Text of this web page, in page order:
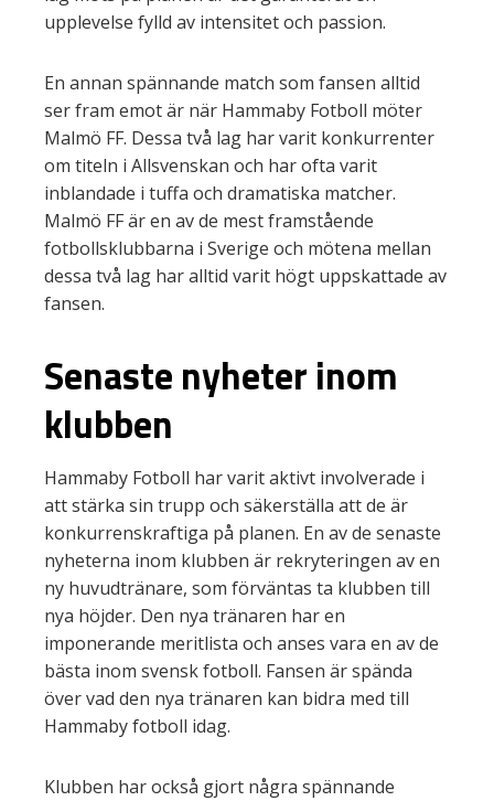
upplevelse fylld av intensitet och passion.
En annan spännande match som fansen alltid
ser fram emot är när Hammaby Fotboll möter
Malmö FF. Dessa två lag har varit konkurrenter
om titeln i Allsvenskan och har ofta varit
inblandade i tuffa och dramatiska matcher.
Malmö FF är en av de mest framstående
fotbollsklubbarna i Sverige och mötena mellan
dessa två lag har alltid varit högt uppskattade av
fansen.
Senaste nyheter inom
klubben
Hammaby Fotboll har varit aktivt involverade i
att stärka sin trupp och säkerställa att de är
konkurrenskraftiga på planen. En av de senaste
nyheterna inom klubben är rekryteringen av en
ny huvudtränare, som förväntas ta klubben till
nya höjder. Den nya tränaren har en
imponerande meritlista och anses vara en av de
bästa inom svensk fotboll. Fansen är spända
över vad den nya tränaren kan bidra med till
Hammaby fotboll idag.
Klubben har också gjort några spännande